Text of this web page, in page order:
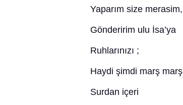
Yaparım size merasim,
Gönderirim ulu İsa’ya
Ruhlarınızı ;
Haydi şimdi marş marş
Surdan içeri